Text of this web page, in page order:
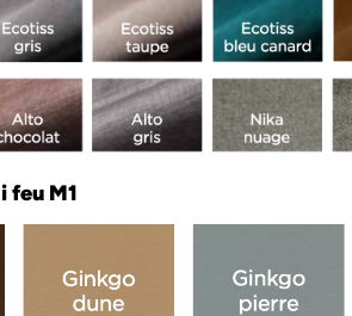
feu M1